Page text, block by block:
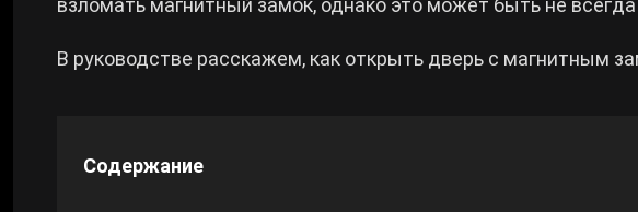
Cyberpunk 2077
взломать магнитный замок, однако это может быть не всегда
В руководстве расскажем, как открыть дверь с магнитным
Содержание